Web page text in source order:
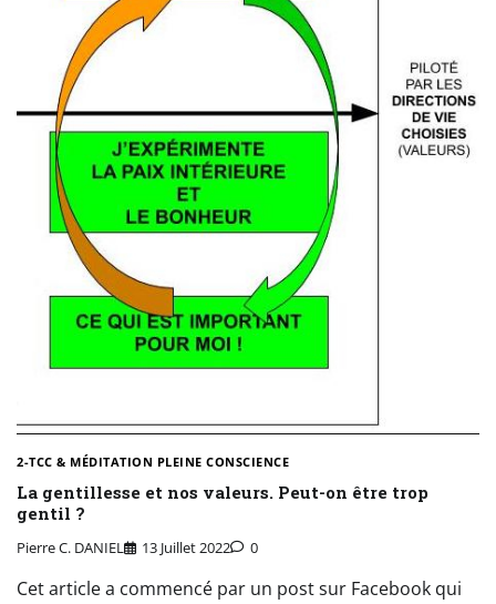
2-TCC & MÉDITATION PLEINE CONSCIENCE
La gentillesse et nos valeurs. Peut-on être trop
gentil ?
Pierre C. DANIEL 13 Juillet 2022 0
Cet article a commencé par un post sur Facebook qui